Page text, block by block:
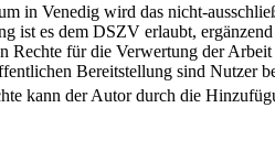
in Venedig wird das nicht-
ist es dem DSZV erlaubt,
Rechte für die Verwertung der
Bereitstellung sind Nutzer
kann der Autor durch die